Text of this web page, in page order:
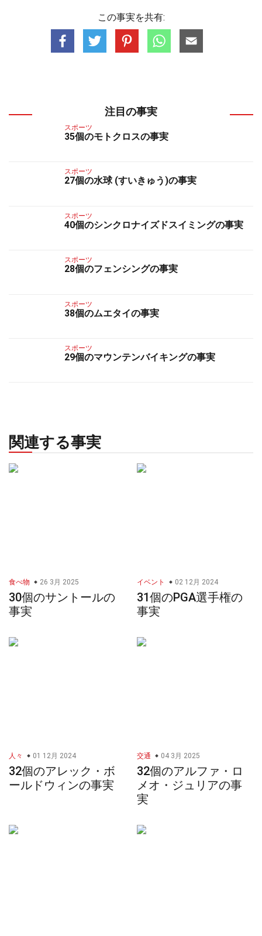
この事実を共有:
注目の事実
スポーツ
35個のモトクロスの事実
スポーツ
27個の水球 (すいきゅう)の事実
スポーツ
40個のシンクロナイズドスイミングの事実
スポーツ
28個のフェンシングの事実
スポーツ
38個のムエタイの事実
スポーツ
29個のマウンテンバイキングの事実
関連する事実
食べ物 26 3月 2025
30個のサントールの
事実
イベント 02 12月 2024
31個のPGA選手権の
事実
人々 01 12月 2024
32個のアレック・ボ
ールドウィンの事実
交通 04 3月 2025
32個のアルファ・ロ
メオ・ジュリアの事
実